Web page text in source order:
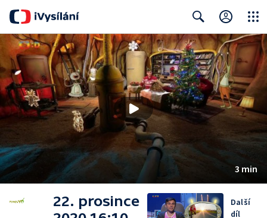
Search Close
3 min
22. prosince
Další
díl